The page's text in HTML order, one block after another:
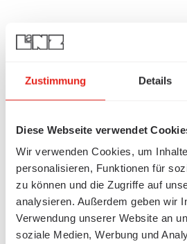
Zustimmung Details
Diese Webseite verwendet
Wir verwenden Cookies, um
personalisieren, Funktionen für
zu können und die Zugriffe auf
analysieren. Außerdem geben wir
Verwendung unserer Website an
soziale Medien, Werbung und